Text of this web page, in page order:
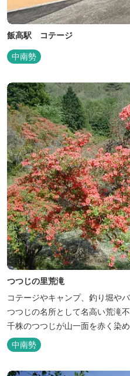
飯高駅 コテージ
中南勢
つつじの里荒滝
コテージやキャンプ、釣り堀や
つつじの名所として名高い荒滝
千株のつつじが山一面を赤く染
ラストを織り成します。 松阪の観光情報は、松阪観光インフォメー
ションサイト ワクワク松阪 ...
中南勢